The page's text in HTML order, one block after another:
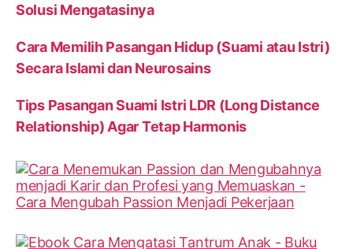
Solusi Mengatasinya
Cara Memilih Pasangan Hidup (Suami atau Istri)
Secara Islami dan Neurosains
Tips Pasangan Suami Istri LDR (Long Distance
Relationship) Agar Tetap Harmonis